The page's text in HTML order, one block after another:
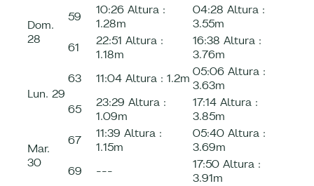
Dom.
28
59 10:26 Altura :
1.28m
04:28 Altura :
3.55m
61
22:51 Altura :
1.18m
16:38 Altura :
3.76m
Lun. 29
63 11:04 Altura : 1.2m 05:06 Altura :
3.63m
65
23:29 Altura :
1.09m
17:14 Altura :
3.85m
Mar.
30
67 11:39 Altura :
1.15m
05:40 Altura :
3.69m
69
--- 17:50 Altura :
3.91m